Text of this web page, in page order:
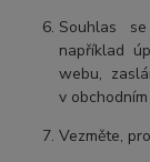
Souhlas
například
webu,
v
Vezměte,